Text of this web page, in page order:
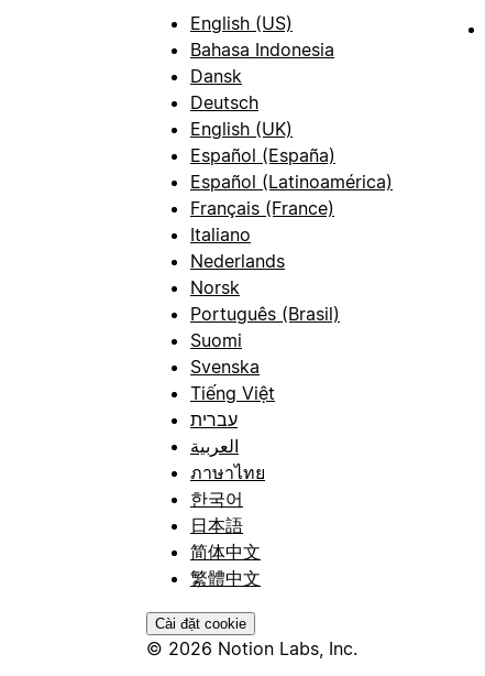
English (US)
Bahasa Indonesia
Dansk
Deutsch
English (UK)
Español (España)
Español (Latinoamérica)
Français (France)
Italiano
Nederlands
Norsk
Português (Brasil)
Suomi
Svenska
Tiếng Việt
עברית
العربية
ภาษาไทย
한국어
日本語
简体中文
繁體中文
Cài đặt cookie
© 2026 Notion Labs, Inc.